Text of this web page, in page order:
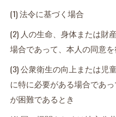
(1) 法令に基づく場合
(2) 人の生命、身体または財
場合であって、本人の同意
(3) 公衆衛生の向上または児
に特に必要がある場合であ
が困難であるとき